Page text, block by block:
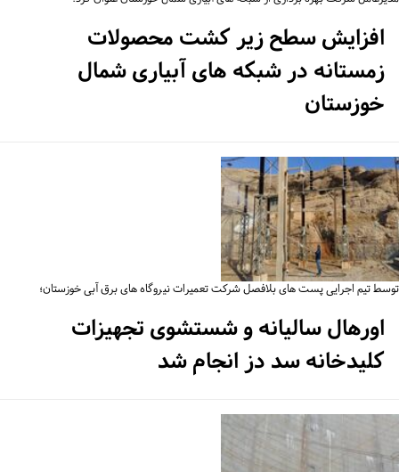
افزایش سطح زیر کشت محصولات
زمستانه در شبکه های آبیاری شمال
خوزستان
تیم اجرایی پست های بلافصل شرکت تعمیرات نیروگاه های برق آبی خوزستان؛
اورهال سالیانه و شستشوی تجهیزات
کلیدخانه سد دز انجام شد